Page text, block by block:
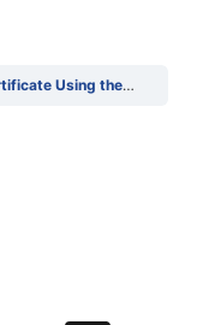
the Certificate Builder